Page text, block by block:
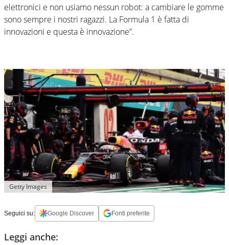
elettronici e non usiamo nessun robot: a cambiare le gomme
sono sempre i nostri ragazzi. La Formula 1 è fatta di
innovazioni e questa è innovazione”.
Getty Images
Seguici su: Google Discover Fonti preferite
Leggi anche: